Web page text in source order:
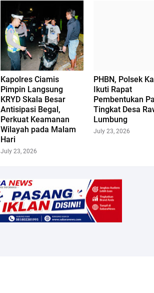
Kapolres Ciamis
Pimpin Langsung
KRYD Skala Besar
Antisipasi Begal,
Perkuat Keamanan
Wilayah pada Malam
Hari
July 23, 2026
PHBN, Polsek
Ikuti Rapat
Pembentukan
Tingkat Desa
Lumbung
July 23, 2026